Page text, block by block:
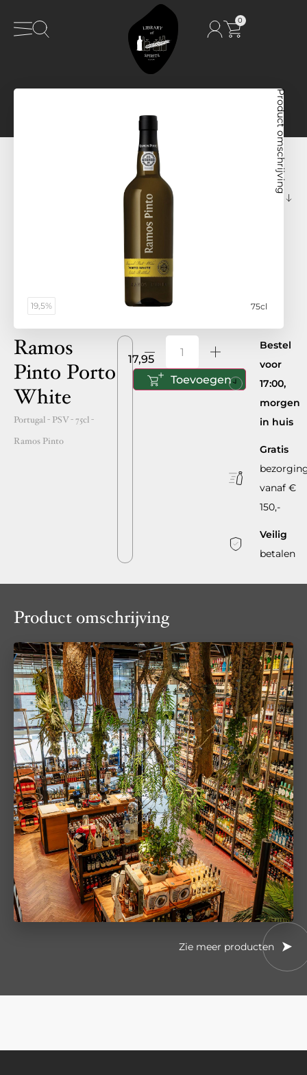
0
19,5% 75cl
Product omschrijving
Ramos
Pinto Porto
White
Portugal- PSV -75cl-
Ramos Pinto
17,95
Toevoegen
Bestel
voor
17:00,
morgen
in huis
Gratis
vanaf €
150,-
Veilig
betalen
Product omschrijving
Zie meer producten